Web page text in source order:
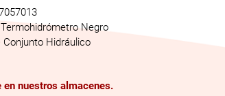
Negro
Conjunto Hidráulico
nuestros almacenes.